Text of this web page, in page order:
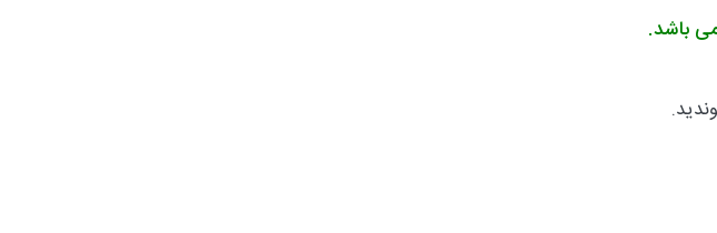
باشد.